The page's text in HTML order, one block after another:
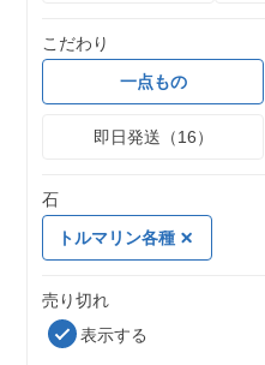
こだわり
一点もの
即日発送（16）
石
トルマリン各種
売り切れ
表示する